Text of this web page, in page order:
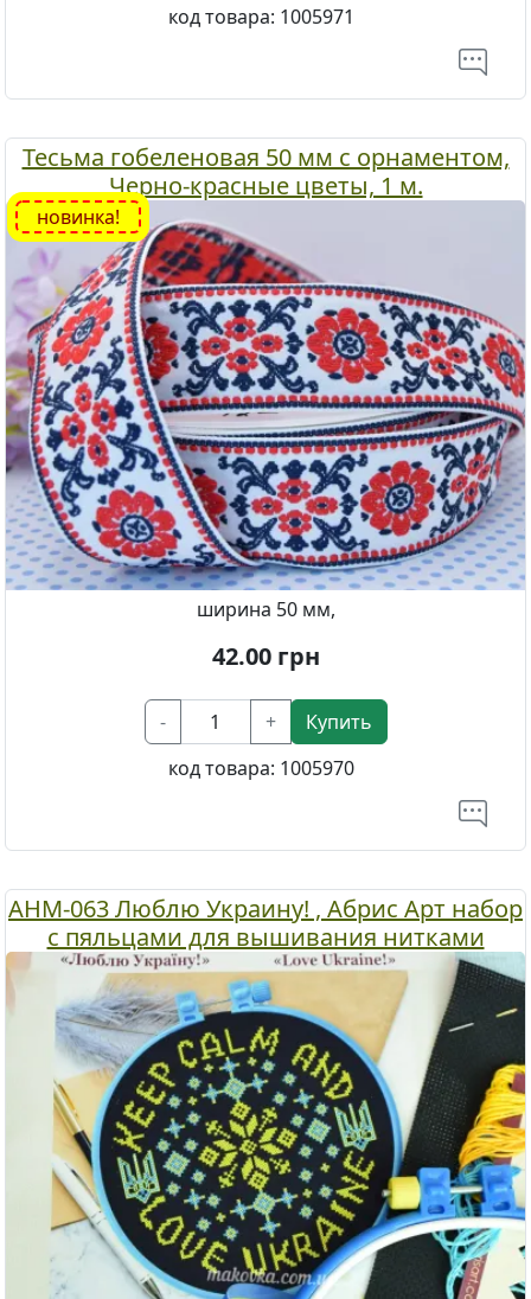
код товара: 1005971
Тесьма гобеленовая 50 мм с орнаментом,
Черно-красные цветы, 1 м.
новинка!
ширина 50 мм,
42.00грн
- +
Купить
код товара: 1005970
AHM-063 Люблю Украину! , Абрис Арт набор
с пяльцами для вышивания нитками